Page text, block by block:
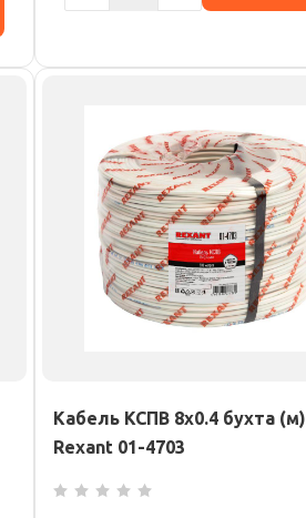
Кабель КСПВ 8х0.4 бухта (м)
Rexant 01-4703